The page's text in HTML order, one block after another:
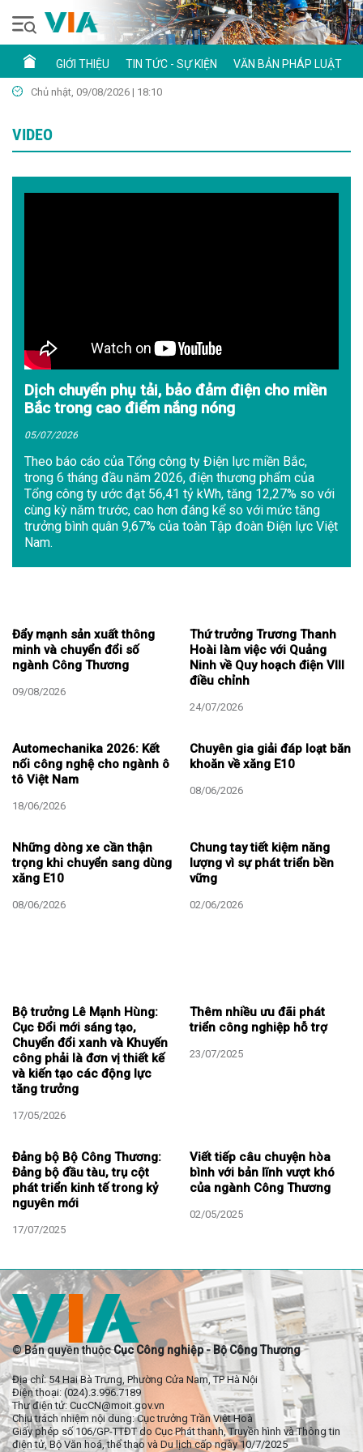
GIỚI THIỆU TIN TỨC - SỰ KIỆN VĂN BẢN PHÁP LUẬT
Chủ nhật, 09/08/2026 | 18:10
VIDEO
Dịch chuyển phụ tải, bảo đảm điện cho miền
Bắc trong cao điểm nắng nóng
05/07/2026
Theo báo cáo của Tổng công ty Điện lực miền Bắc,
trong 6 tháng đầu năm 2026, điện thương phẩm của
Tổng công ty ước đạt 56,41 tỷ kWh, tăng 12,27% so với
cùng kỳ năm trước, cao hơn đáng kể so với mức tăng
trưởng bình quân 9,67% của toàn Tập đoàn Điện lực Việt
Nam.
Đẩy mạnh sản xuất thông
minh và chuyển đổi số
ngành Công Thương
09/08/2026
Thứ trưởng Trương Thanh
Hoài làm việc với Quảng
Ninh về Quy hoạch điện VIII
điều chỉnh
24/07/2026
Automechanika 2026: Kết
nối công nghệ cho ngành ô
tô Việt Nam
18/06/2026
Chuyên gia giải đáp loạt băn
khoăn về xăng E10
08/06/2026
Những dòng xe cần thận
trọng khi chuyển sang dùng
xăng E10
08/06/2026
Chung tay tiết kiệm năng
lượng vì sự phát triển bền
vững
02/06/2026
Bộ trưởng Lê Mạnh Hùng:
Cục Đổi mới sáng tạo,
Chuyển đổi xanh và Khuyến
công phải là đơn vị thiết kế
và kiến tạo các động lực
tăng trưởng
17/05/2026
Thêm nhiều ưu đãi phát
triển công nghiệp hỗ trợ
23/07/2025
Đảng bộ Bộ Công Thương:
Đảng bộ đầu tàu, trụ cột
phát triển kinh tế trong kỷ
nguyên mới
17/07/2025
Viết tiếp câu chuyện hòa
bình với bản lĩnh vượt khó
của ngành Công Thương
02/05/2025
© Bản quyền thuộcCục Công nghiệp - Bộ Công Thương
Địa chỉ: 54 Hai Bà Trưng, Phường Cửa Nam, TP Hà Nội
Điện thoại: (024).3.996.7189
Thư điện tử: CucCN@moit.gov.vn
Chịu trách nhiệm nội dung: Cục trưởng Trần Việt Hoà
Giấy phép số 106/GP-TTĐT do Cục Phát thanh, Truyền hình và Thông tin
điện tử, Bộ Văn hoá, thể thao và Du lịch cấp ngày 10/7/2025